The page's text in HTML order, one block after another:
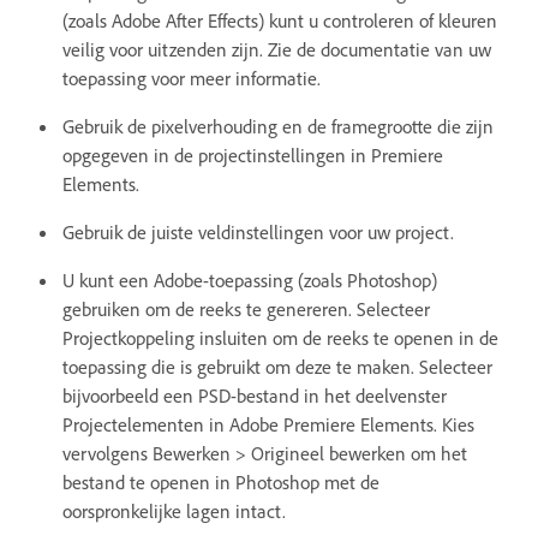
(zoals Adobe After Effects) kunt u controleren of kleuren
veilig voor uitzenden zijn. Zie de documentatie van uw
toepassing voor meer informatie.
Gebruik de pixelverhouding en de framegrootte die zijn
opgegeven in de projectinstellingen in Premiere
Elements.
Gebruik de juiste veldinstellingen voor uw project.
U kunt een Adobe-toepassing (zoals Photoshop)
gebruiken om de reeks te genereren. Selecteer
Projectkoppeling insluiten om de reeks te openen in de
toepassing die is gebruikt om deze te maken. Selecteer
bijvoorbeeld een PSD-bestand in het deelvenster
Projectelementen in Adobe Premiere Elements. Kies
vervolgens Bewerken > Origineel bewerken om het
bestand te openen in Photoshop met de
oorspronkelijke lagen intact.